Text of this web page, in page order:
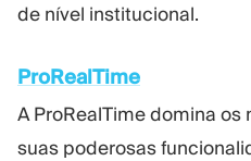
de nível institucional.
ProRealTime
A ProRealTime domina
suas poderosas